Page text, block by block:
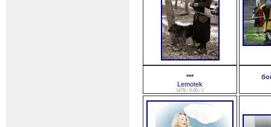
***
Lemotek
1476 / 0.00 / 1